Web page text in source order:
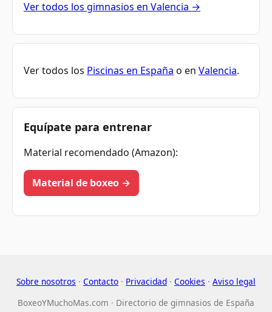
Ver todos los gimnasios en Valencia →
Ver todos los Piscinas en España o en Valencia.
Equípate para entrenar
Material recomendado (Amazon):
Material de boxeo →
Sobre nosotros · Contacto · Privacidad · Cookies · Aviso legal
BoxeoYMuchoMas.com · Directorio de gimnasios de España